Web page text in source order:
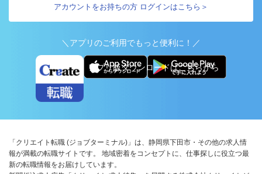
アカウントをお持ちの方 ログインはこちら＞
＼アプリのご利用でもっと便利に！／
アプリ版ダウンロードはこちらから
「クリエイト転職 (ジョブターミナル)」は、静岡県下田市・その他の求人情
報が満載の転職サイトです。 地域密着をコンセプトに、仕事探しに役立つ最
新の転職情報をお届けしています。